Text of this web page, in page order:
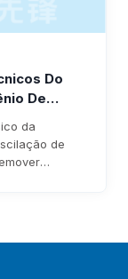
Do
De
da
de